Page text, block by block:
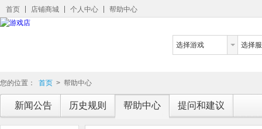
首页 店铺商城 个人中心 帮助中心
选择游戏 选择
您的位置： 首页 > 帮助中心
新闻公告 历史规则 帮助中心 提问和建议